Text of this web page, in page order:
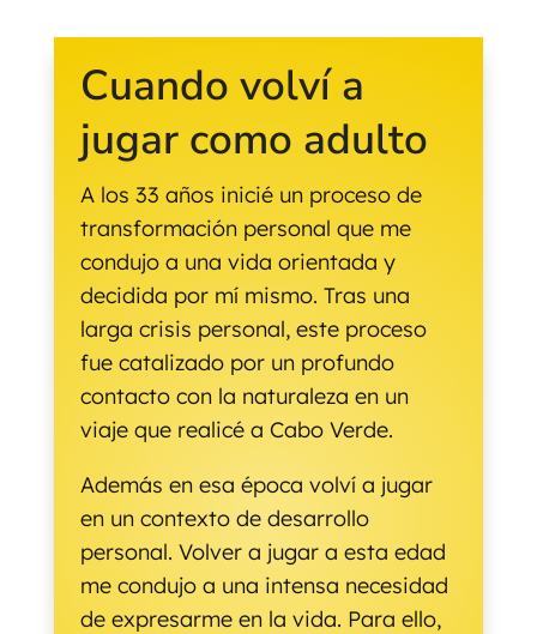
Cuando volví a
jugar como adulto
A los 33 años inicié un proceso de
transformación personal que me
condujo a una vida orientada y
decidida por mí mismo. Tras una
larga crisis personal, este proceso
fue catalizado por un profundo
contacto con la naturaleza en un
viaje que realicé a Cabo Verde.
Además en esa época volví a jugar
en un contexto de desarrollo
personal. Volver a jugar a esta edad
me condujo a una intensa necesidad
de expresarme en la vida. Para ello,